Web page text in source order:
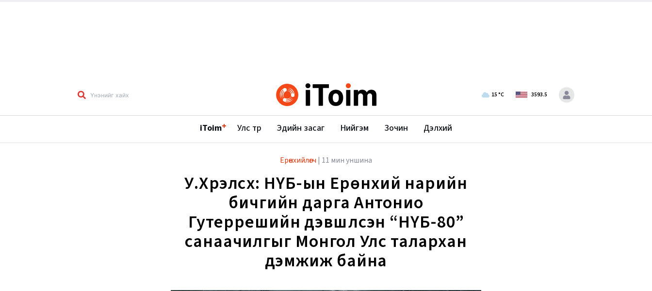
15°C 3593.5
iToim+ Улс төр Эдийн засаг Нийгэм Зочин Дэлхий
Ерөнхийлөгч | 11 мин уншина
У.Хүрэлсүх: НҮБ-ын Ерөнхий нарийн
бичгийн дарга Антонио
Гутеррешийн дэвшүүлсэн “НҮБ-80”
санаачилгыг Монгол Улс талархан
дэмжиж байна